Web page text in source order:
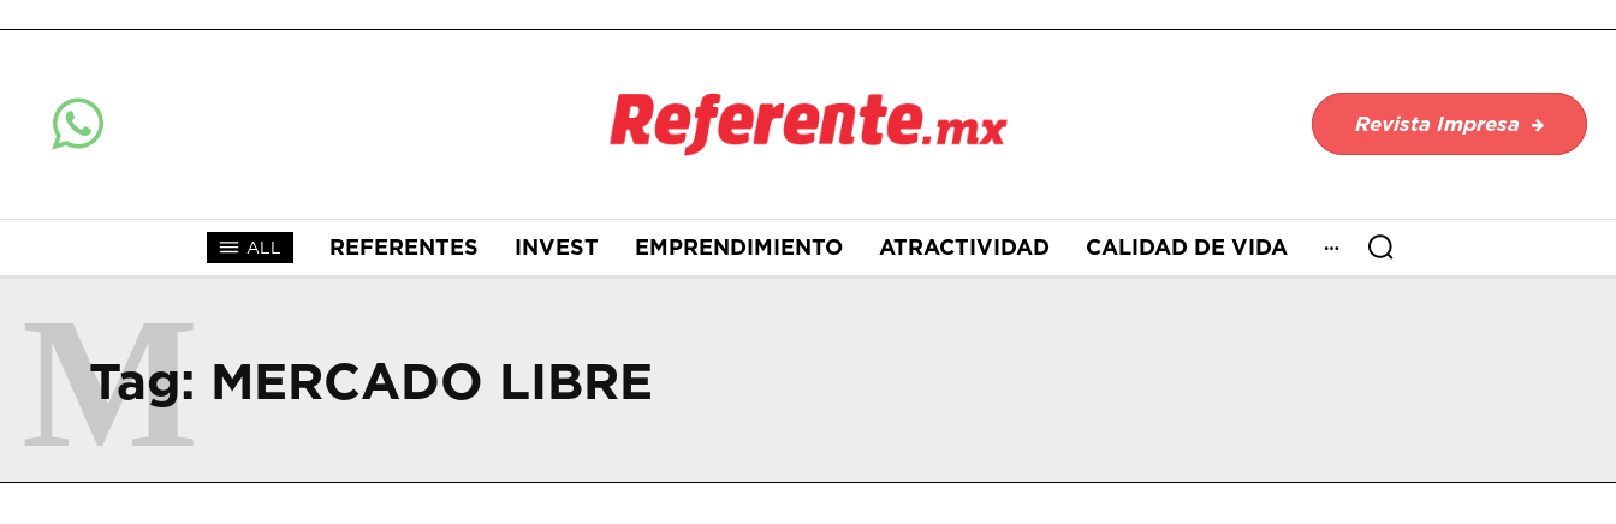
Revista Impresa
ALL REFERENTES INVEST EMPRENDIMIENTO ATRACTIVIDAD CALIDAD DE VIDA
Tag: MERCADO LIBRE
M